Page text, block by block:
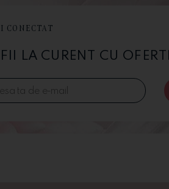
CONECTAT
LA CURENT CU